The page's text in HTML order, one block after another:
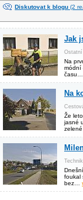
Diskutovat k blogu (2
Jak
Ostatní
Na
módní
času…
Na
Že
jasné
foukal
bez…